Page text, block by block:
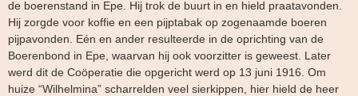
de boerenstand in Epe. Hij trok de buurt in en hield praatavonden.
Hij zorgde voor koffie en een pijptabak op zogenaamde boeren
pijpavonden. Eén en ander resulteerde in de oprichting van de
Boerenbond in Epe, waarvan hij ook voorzitter is geweest. Later
werd dit de Coöperatie die opgericht werd op 13 juni 1916. Om
huize “Wilhelmina” scharrelden veel sierkippen, hier hield de heer